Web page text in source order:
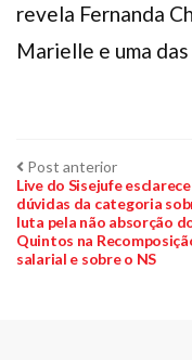
revela Fernanda
Marielle e uma
Navegação
de
Post
Post anteriorPost
anterior:
Live do Sisejufe esclarece
dúvidas da categoria
luta pela não absorção
Quintos na
salarial e sobre o NS